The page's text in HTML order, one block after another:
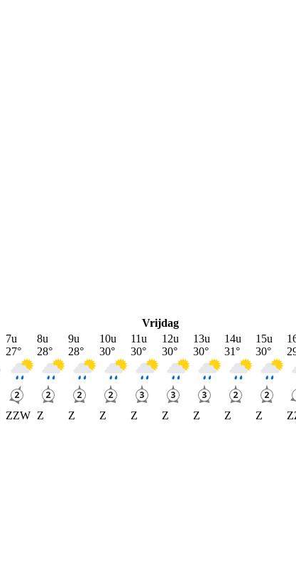
Vrijdag
7u
27°
ZZW
8u
28°
Z
9u
28°
Z
10u
30°
Z
11u
30°
Z
12u
30°
Z
13u
30°
Z
14u
31°
Z
15u
30°
Z